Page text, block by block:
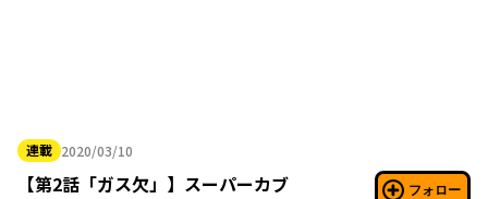
連載 2020/03/10
2020年03月10日
【第2話「ガス欠」 】 スーパーカブ フォロー